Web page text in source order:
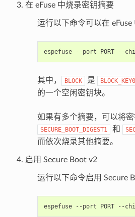
在 eFuse 中烧录密钥摘要
运行以下命令可以在 eFuse
espefuse --port PORT --
其中， BLOCK 是 BLOCK_KEY0
的一个空闲密钥块。
如果有多个摘要，可以将
SECURE_BOOT_DIGEST1 和
而依次烧录其他摘要。
启用 Secure Boot v2
运行以下命令启用 Secure
espefuse --port PORT --